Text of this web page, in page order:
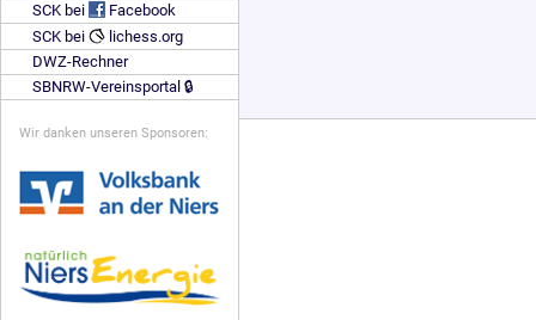
SCK bei
Facebook
SCK bei
lichess.org
DWZ-Rechner
SBNRW-Vereinsportal 🔒
Wir danken unseren Sponsoren: